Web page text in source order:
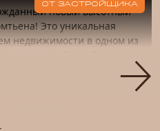
новый высотный
Это уникальная
недвижимости в одном из
на рынке Паттайи. Этот
ОТ ЗАСТРОЙЩИКА